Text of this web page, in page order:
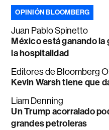
OPINIÓN BLOOMBERG
Juan Pablo Spinetto
México está ganando
la hospitalidad
Editores de Bloomberg
Kevin Warsh tiene que
Liam Denning
Un Trump acorralado
grandes petroleras